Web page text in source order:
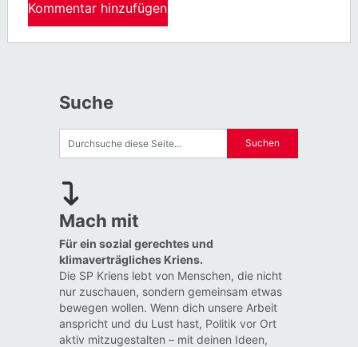
Suche
Mach mit
Für ein sozial gerechtes und
klimaverträgliches Kriens.
Die SP Kriens lebt von Menschen, die nicht
nur zuschauen, sondern gemeinsam etwas
bewegen wollen. Wenn dich unsere Arbeit
anspricht und du Lust hast, Politik vor Ort
aktiv mitzugestalten – mit deinen Ideen,